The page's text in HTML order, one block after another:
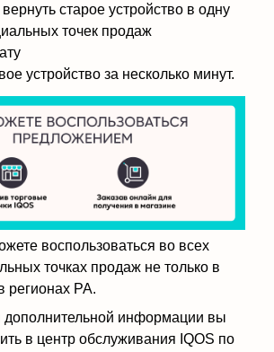
старое устройство в одну
точек продаж
устройство за несколько минут.
воспользоваться во всех
точках продаж не только в
регионах РА.
дополнительной информации вы
в центр обслуживания IQOS по